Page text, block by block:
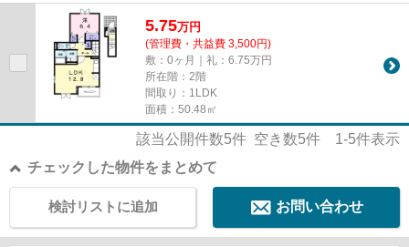
らの物件はアパートです。住み...
5.75万円
(管理費・共益費 3,500円)
敷：0ヶ月｜礼：6.75万円
所在階：2階
間取り：1LDK
面積：50.48㎡
該当公開件数5件 空き数5件 1-5件表示
チェックした物件をまとめて
お問い合わせ
検討リストに追加